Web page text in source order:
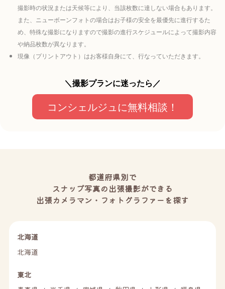
撮影時の状況または天候等により、当該枚数に達しない場合もあります。
また、ニューボーンフォトの場合はお子様の安全を最優先に進行するた
め、特殊な撮影になりますので撮影の進行スケジュールによって撮影内容
や納品枚数が異なります。
現像（プリントアウト）はお客様自身にて、行なっていただきます。
＼撮影プランに迷ったら／
コンシェルジュに無料相談！
都道府県別で
スナップ写真の出張撮影ができる
出張カメラマン・フォトグラファーを探す
北海道
北海道
東北